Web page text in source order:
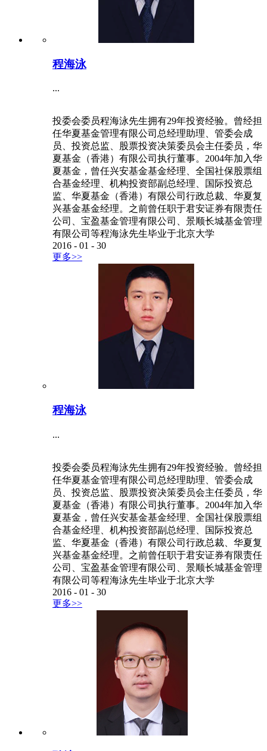
程海泳
...
投委会委员程海泳先生拥有29年投资经验。曾经担
任华夏基金管理有限公司总经理助理、管委会成
员、投资总监、股票投资决策委员会主任委员，华
夏基金（香港）有限公司执行董事。2004年加入华
夏基金，曾任兴安基金基金经理、全国社保股票组
合基金经理、机构投资部副总经理、国际投资总
监、华夏基金（香港）有限公司行政总裁、华夏复
兴基金基金经理。之前曾任职于君安证券有限责任
公司、宝盈基金管理有限公司、景顺长城基金管理
有限公司等程海泳先生毕业于北京大学
2016 - 01 - 30
更多>>
程海泳
...
投委会委员程海泳先生拥有29年投资经验。曾经担
任华夏基金管理有限公司总经理助理、管委会成
员、投资总监、股票投资决策委员会主任委员，华
夏基金（香港）有限公司执行董事。2004年加入华
夏基金，曾任兴安基金基金经理、全国社保股票组
合基金经理、机构投资部副总经理、国际投资总
监、华夏基金（香港）有限公司行政总裁、华夏复
兴基金基金经理。之前曾任职于君安证券有限责任
公司、宝盈基金管理有限公司、景顺长城基金管理
有限公司等程海泳先生毕业于北京大学
2016 - 01 - 30
更多>>